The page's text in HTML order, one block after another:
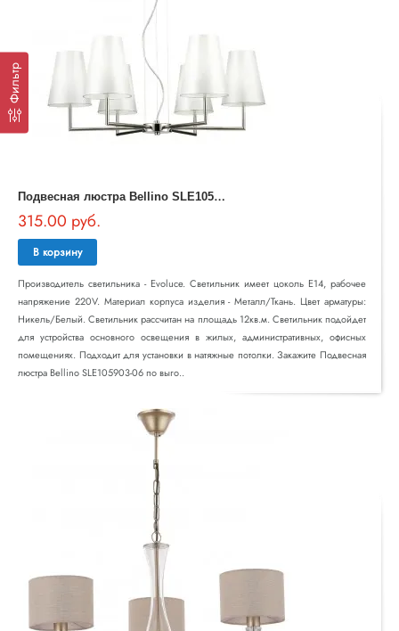
Фильтр
П
одвесная люстра Bellino SLE105903-06
315.00 руб.
В корзину
Производитель светильника - Evoluce. Светильник имеет цоколь E14, рабочее
напряжение 220V. Материал корпуса изделия - Металл/Ткань. Цвет арматуры:
Никель/Белый. Светильник рассчитан на площадь 12кв.м. Светильник подойдет
для устройства основного освещения в жилых, административных, офисных
помещениях. Подходит для установки в натяжные потолки. Закажите Подвесная
люстра Bellino SLE105903-06 по выго..